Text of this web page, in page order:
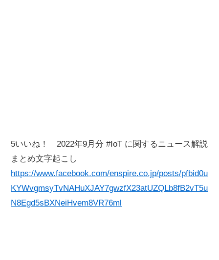
5いいね！ 2022年9月分 #IoT に関するニュース解説
まとめ文字起こし
https://www.facebook.com/enspire.co.jp/posts/pfbid0u
KYWvgmsyTvNAHuXJAY7gwzfX23atUZQLb8fB2vT5u
N8Egd5sBXNeiHvem8VR76ml